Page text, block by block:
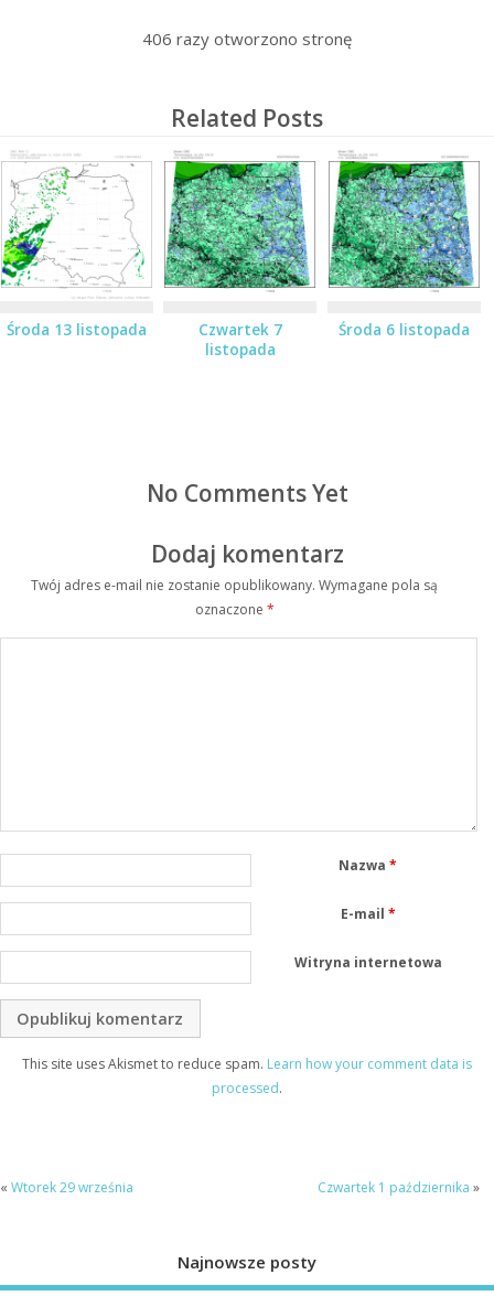
406 razy otworzono stronę
Related Posts
Środa 13 listopada
Czwartek 7
listopada
Środa 6 listopada
No Comments Yet
Dodaj komentarz
Twój adres e-mail nie zostanie opublikowany. Wymagane pola są
oznaczone *
Nazwa*
E-mail *
Witryna internetowa
This site uses Akismet to reduce spam. Learn how your comment data is
processed.
« Wtorek 29 września Czwartek 1 października »
Najnowsze posty